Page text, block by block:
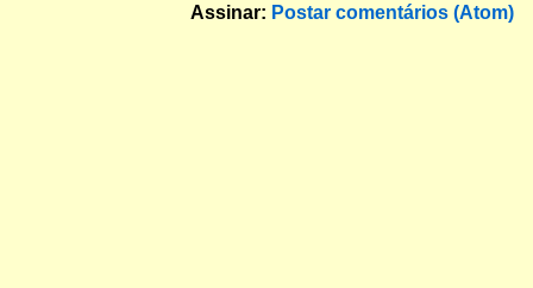
Assinar: Postar comentários (Atom)